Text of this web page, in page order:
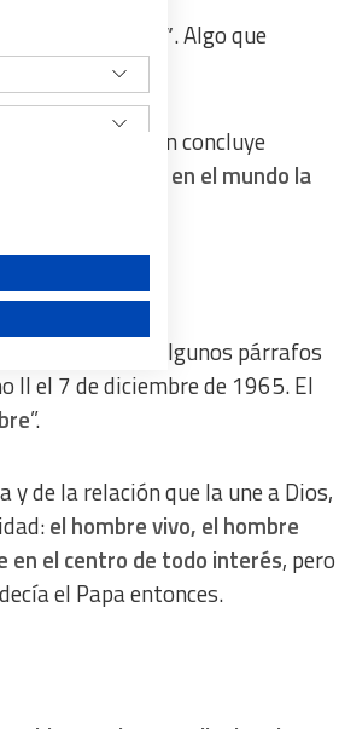
del Evangelio”. Algo que
posteriores.
eso la oración concluye
para difundir en el mundo la
seleccionado algunos párrafos
II el 7 de diciembre de 1965. El
”.
y de la relación que la une a Dios,
el hombre vivo, el hombre
en el centro de todo interés, pero
el Papa entonces.